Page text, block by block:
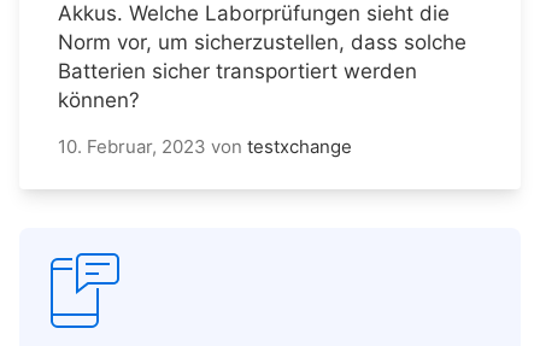
Akkus. Welche Laborprüfungen sieht die
Norm vor, um sicherzustellen, dass solche
Batterien sicher transportiert werden
können?
10. Februar, 2023 von testxchange